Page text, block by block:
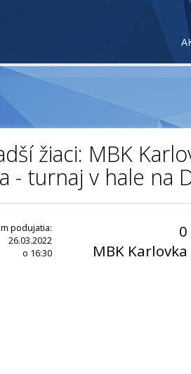
žiaci: MBK
- turnaj v hale na
podujatia:
26.03.2022
o 16:30
0
MBK Karlovka